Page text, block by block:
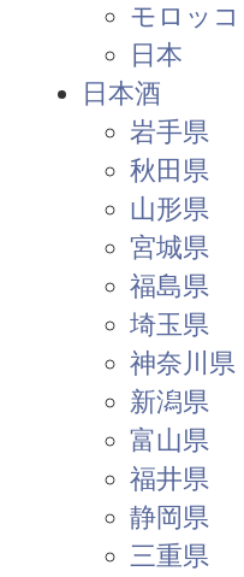
モロッコ
日本
日本酒
岩手県
秋田県
山形県
宮城県
福島県
埼玉県
神奈川県
新潟県
富山県
福井県
静岡県
三重県